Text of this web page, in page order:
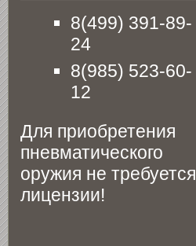
8(499) 391-89-
24
8(985) 523-60-
12
Для приобретения
пневматического
оружия не требуется
лицензии!